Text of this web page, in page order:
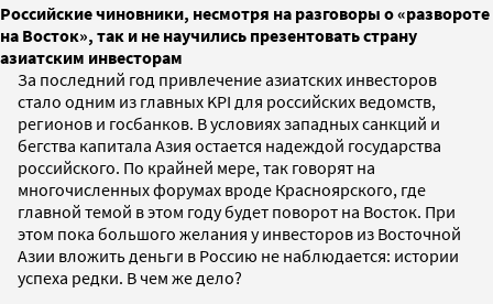
Российские чиновники, несмотря на разговоры о «развороте
на Восток», так и не научились презентовать страну
азиатским инвесторам
За последний год привлечение азиатских инвесторов
стало одним из главных KPI для российских ведомств,
регионов и госбанков. В условиях западных санкций и
бегства капитала Азия остается надеждой государства
российского. По крайней мере, так говорят на
многочисленных форумах вроде Красноярского, где
главной темой в этом году будет поворот на Восток. При
этом пока большого желания у инвесторов из Восточной
Азии вложить деньги в Россию не наблюдается: истории
успеха редки. В чем же дело?